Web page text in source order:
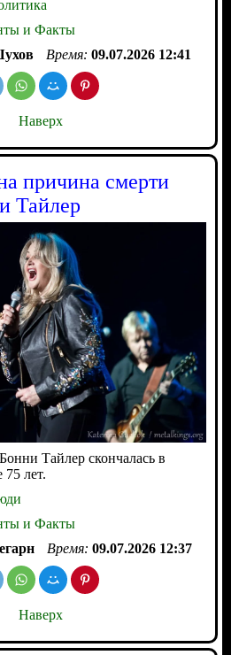
и Факты
Время: 09.07.2026 12:41
Наверх
причина смерти
Тайлер
Тайлер скончалась в
75 лет.
и Факты
Время: 09.07.2026 12:37
Наверх